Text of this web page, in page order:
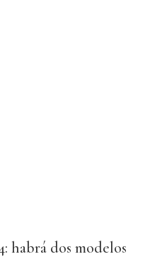
habrá dos modelos